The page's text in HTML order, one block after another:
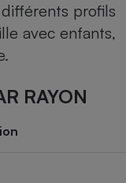
profils
avec enfants,
RAYON